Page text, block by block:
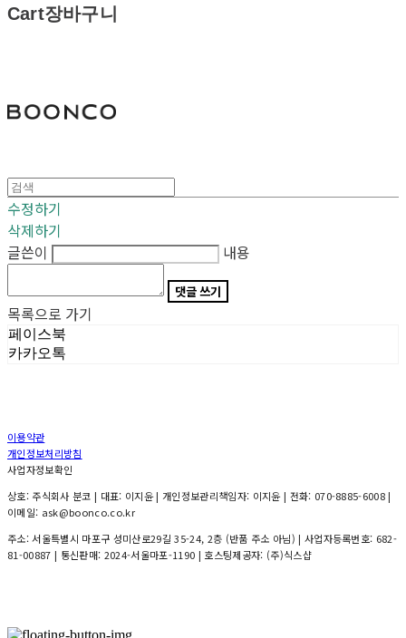
Cart장바구니
수정하기
삭제하기
글쓴이
내용
댓글 쓰기
목록으로 가기
페이스북
카카오톡
이용약관
개인정보처리방침
사업자정보확인
상호: 주식회사 분코 | 대표: 이지윤 | 개인정보관리책임자: 이지윤 | 전화: 070-8885-6008 |
이메일: ask@boonco.co.kr
주소: 서울특별시 마포구 성미산로29길 35-24, 2층 (반품 주소 아님) | 사업자등록번호: 682-
81-00887 | 통신판매: 2024-서울마포-1190 | 호스팅제공자: (주)식스샵